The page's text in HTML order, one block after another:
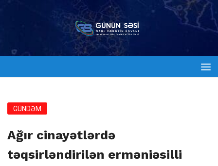
GÜNDƏM
Ağır cinayətlərdə
təqsirləndirilən erməniəsilli